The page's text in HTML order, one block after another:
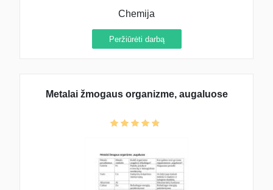
Chemija
Peržiūrėti darbą
Metalai žmogaus organizme, augaluose